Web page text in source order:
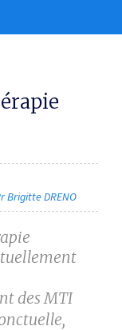
Brigitte DRENO
des MTI